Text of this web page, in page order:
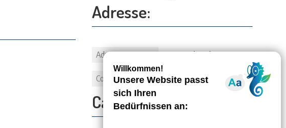
Adresse:
Adresse 20 Rue de Bel Air
Commune 71140 BOURBON-LANCY
Capacité: